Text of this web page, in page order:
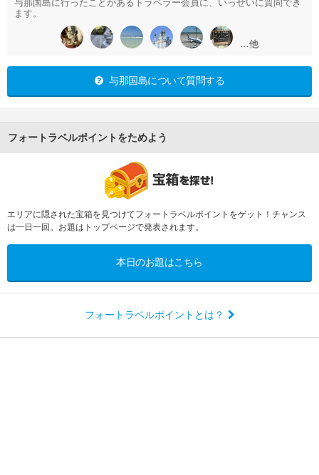
与那国島に行ったことがあるトラベラー会員に、いっせいに質問でき
ます。
…他
与那国島について質問する
フォートラベルポイントをためよう
エリアに隠された宝箱を見つけてフォートラベルポイントをゲット！チャンス
は一日一回。お題はトップページで発表されます。
本日のお題はこちら
フォートラベルポイントとは？